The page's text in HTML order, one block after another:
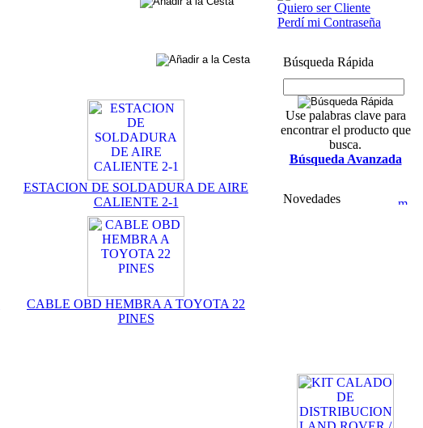
ESTACION DE SOLDADURA DE AIRE
CALIENTE 2-1
CABLE OBD HEMBRA A TOYOTA 22
PINES
Quiero ser Cliente
Perdí mi Contraseña
Búsqueda Rápida
Use palabras clave para
encontrar el producto que
busca.
Búsqueda Avanzada
Novedades